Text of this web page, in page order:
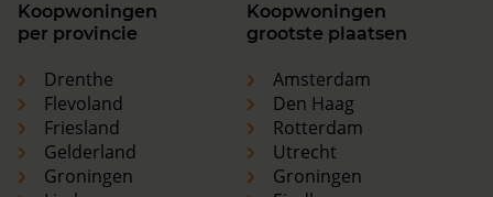
Koopwoningen
per provincie
Drenthe
Flevoland
Friesland
Gelderland
Groningen
Koopwoningen
grootste plaatsen
Amsterdam
Den Haag
Rotterdam
Utrecht
Groningen